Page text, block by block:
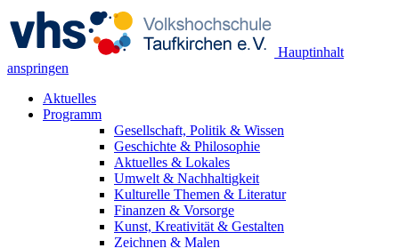
Hauptinhalt
anspringen
Aktuelles
Programm
Gesellschaft, Politik & Wissen
Geschichte & Philosophie
Aktuelles & Lokales
Umwelt & Nachhaltigkeit
Kulturelle Themen & Literatur
Finanzen & Vorsorge
Kunst, Kreativität & Gestalten
Zeichnen & Malen